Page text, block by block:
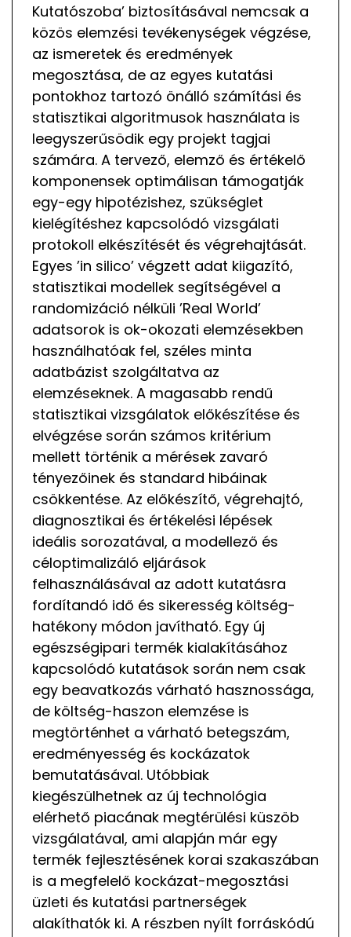
Kutatószoba’ biztosításával nemcsak a
közös elemzési tevékenységek végzése,
az ismeretek és eredmények
megosztása, de az egyes kutatási
pontokhoz tartozó önálló számítási és
statisztikai algoritmusok használata is
leegyszerűsödik egy projekt tagjai
számára. A tervező, elemző és értékelő
komponensek optimálisan támogatják
egy-egy hipotézishez, szükséglet
kielégítéshez kapcsolódó vizsgálati
protokoll elkészítését és végrehajtását.
Egyes ’in silico’ végzett adat kiigazító,
statisztikai modellek segítségével a
randomizáció nélküli ’Real World’
adatsorok is ok-okozati elemzésekben
használhatóak fel, széles minta
adatbázist szolgáltatva az
elemzéseknek. A magasabb rendű
statisztikai vizsgálatok előkészítése és
elvégzése során számos kritérium
mellett történik a mérések zavaró
tényezőinek és standard hibáinak
csökkentése. Az előkészítő, végrehajtó,
diagnosztikai és értékelési lépések
ideális sorozatával, a modellező és
céloptimalizáló eljárások
felhasználásával az adott kutatásra
fordítandó idő és sikeresség költség-
hatékony módon javítható. Egy új
egészségipari termék kialakításához
kapcsolódó kutatások során nem csak
egy beavatkozás várható hasznossága,
de költség-haszon elemzése is
megtörténhet a várható betegszám,
eredményesség és kockázatok
bemutatásával. Utóbbiak
kiegészülhetnek az új technológia
elérhető piacának megtérülési küszöb
vizsgálatával, ami alapján már egy
termék fejlesztésének korai szakaszában
is a megfelelő kockázat-megosztási
üzleti és kutatási partnerségek
alakíthatók ki. A részben nyílt forráskódú